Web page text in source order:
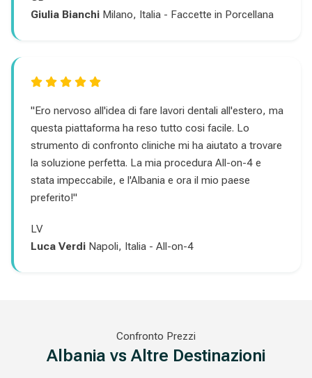
Giulia Bianchi Milano, Italia - Faccette in Porcellana
"Ero nervoso all'idea di fare lavori dentali all'estero, ma
questa piattaforma ha reso tutto cosi facile. Lo
strumento di confronto cliniche mi ha aiutato a trovare
la soluzione perfetta. La mia procedura All-on-4 e
stata impeccabile, e l'Albania e ora il mio paese
preferito!"
LV
Luca Verdi Napoli, Italia - All-on-4
Confronto Prezzi
Albania vs Altre Destinazioni